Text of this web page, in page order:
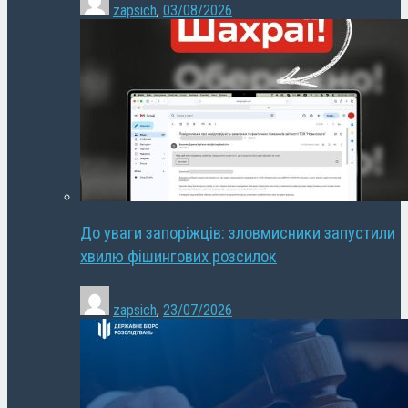
zapsich, 03/08/2026
До уваги запоріжців: зловмисники запустили
хвилю фішингових розсилок
zapsich, 23/07/2026